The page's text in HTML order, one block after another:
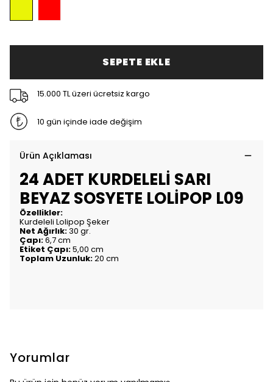
SEPETE EKLE
15.000 TL üzeri ücretsiz kargo
10 gün içinde iade değişim
Ürün Açıklaması
24 ADET KURDELELİ SARI
BEYAZ SOSYETE LOLİPOP L09
Özellikler:
Kurdeleli Lolipop Şeker
Net Ağırlık:30 gr.
Çapı:6,7 cm
Etiket Çapı:5,00 cm
Toplam Uzunluk:20 cm
Yorumlar